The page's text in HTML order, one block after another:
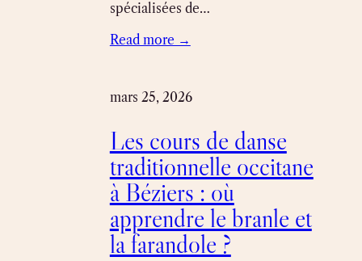
spécialisées de…
Read more →
mars 25, 2026
Les cours de danse
traditionnelle occitane
à Béziers : où
apprendre le branle et
la farandole ?